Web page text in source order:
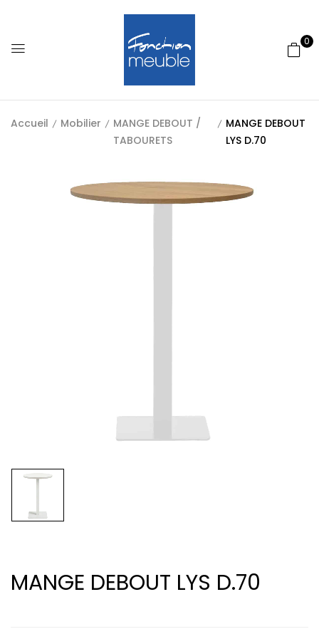
0
Accueil Mobilier
MANGE DEBOUT /
TABOURETS
MANGE DEBOUT
LYS D.70
MANGE DEBOUT LYS D.70